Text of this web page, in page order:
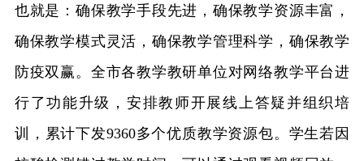
也就是：确保教学手段先进，确保教学资源丰富，
确保教学模式灵活，确保教学管理科学，确保教学
防疫双赢。全市各教学教研单位对网络教学平台进
行了功能升级，安排教师开展线上答疑并组织培
训，累计下发9360多个优质教学资源包。学生若因